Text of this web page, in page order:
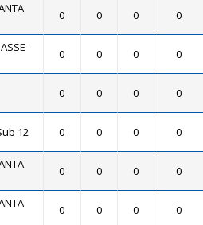
0 0 0 0
-
0 0 0 0
0 0 0 0
12 0 0 0 0
0 0 0 0
0 0 0 0